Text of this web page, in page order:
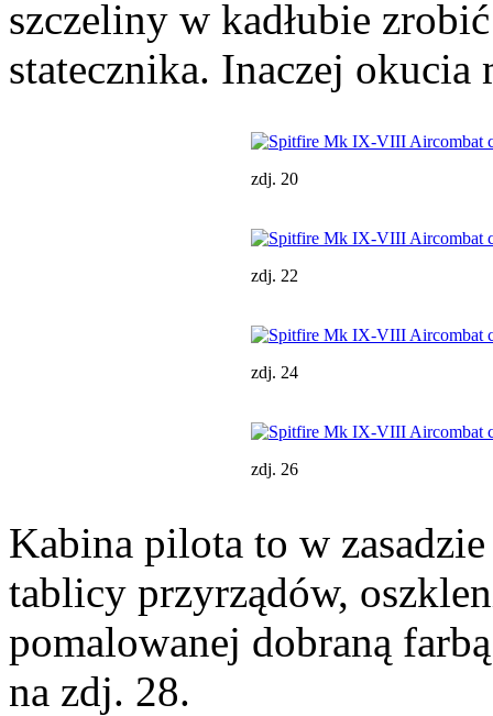
szczeliny w kadłubie
statecznika. Inaczej okucia
zdj. 20
zdj. 22
zdj. 24
zdj. 26
Kabina pilota to w
tablicy przyrządów,
pomalowanej dobraną
na zdj. 28.